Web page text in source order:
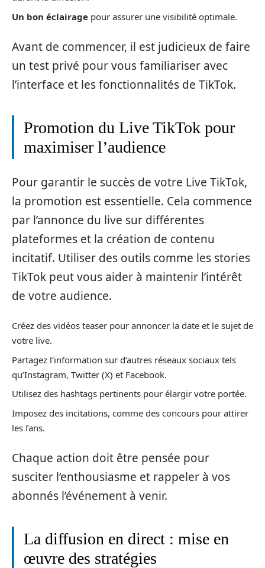
Un bon éclairage pour assurer une visibilité optimale.
Avant de commencer, il est judicieux de faire
un test privé pour vous familiariser avec
l’interface et les fonctionnalités de TikTok.
Promotion du Live TikTok pour
maximiser l’audience
Pour garantir le succès de votre Live TikTok,
la promotion est essentielle. Cela commence
par l’annonce du live sur différentes
plateformes et la création de contenu
incitatif. Utiliser des outils comme les stories
TikTok peut vous aider à maintenir l’intérêt
de votre audience.
Créez des vidéos teaser pour annoncer la date et le sujet de
votre live.
Partagez l’information sur d’autres réseaux sociaux tels
qu’Instagram, Twitter (X) et Facebook.
Utilisez des hashtags pertinents pour élargir votre portée.
Imposez des incitations, comme des concours pour attirer
les fans.
Chaque action doit être pensée pour
susciter l’enthousiasme et rappeler à vos
abonnés l’événement à venir.
La diffusion en direct : mise en
œuvre des stratégies